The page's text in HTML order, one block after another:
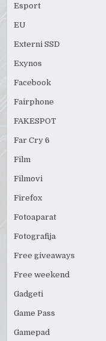
Esport
EU
Externi SSD
Exynos
Facebook
Fairphone
FAKESPOT
Far Cry 6
Film
Filmovi
Firefox
Fotoaparat
Fotografija
Free giveaways
Free weekend
Gadgeti
Game Pass
Gamepad